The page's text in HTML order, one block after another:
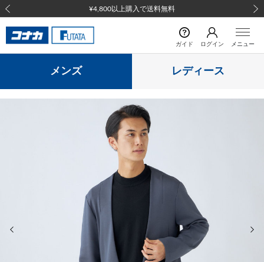
¥4,800以上購入で送料無料
前の画像
ガイド ログイン メニュー
メンズ レディース